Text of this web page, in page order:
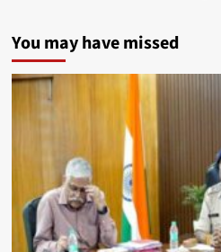
You may have missed